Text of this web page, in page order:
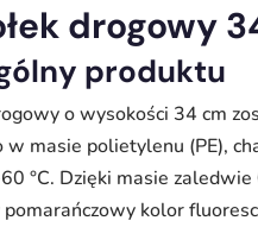
drogowy
produktu
o wysokości 34 cm
w masie polietylenu (PE),
°C. Dzięki masie
kolor